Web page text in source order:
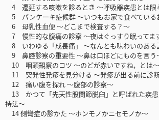
4 遷延する咳嗽を診るとき ～呼吸器疾患とは限
5 パンケーキ症候群 ～いつもお家で食べている
6 母乳性血便 ～どこまで検査する？～
7 慢性的な腹痛の診察 ～夜はぐっすり眠ってま
8 いわゆる「成長痛」 ～なんとも味わいのある
9 鼻腔診察の重要性 ～鼻は口ほどにものを言う
10 咽頭観察のコツ ～のどが赤いですね，とは～
11 突発性発疹を見分ける ～発疹が出る前に診
12 痛い腹を探れ ～腹部の診察～
13 かつて「先天性股関節脱臼」と呼ばれた疾
持法～
14 側彎症の診かた ～ホンモノかニセモノか～